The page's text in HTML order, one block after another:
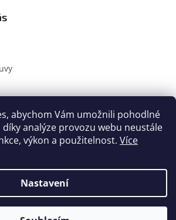
abychom Vám umožnili pohodlné
analýze provozu webu neustále
výkon a použitelnost. Více
Nastavení
Vytvořil Shoptet
Hanol s.r.o.. Všechna práva vyhrazena.
nastavení cookies